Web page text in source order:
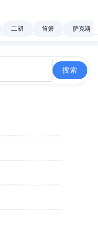
二胡 笛箫 萨克斯